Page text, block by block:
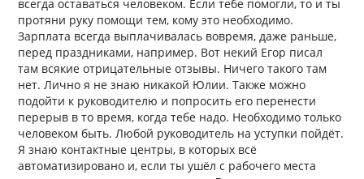
всегда оставаться человеком. Если тебе помогли, то и ты
протяни руку помощи тем, кому это необходимо.
Зарплата всегда выплачивалась вовремя, даже раньше,
перед праздниками, например. Вот некий Егор писал
там всякие отрицательные отзывы. Ничего такого там
нет. Лично я не знаю никакой Юлии. Также можно
подойти к руководителю и попросить его перенести
перерыв в то время, когда тебе надо. Необходимо только
человеком быть. Любой руководитель на уступки пойдёт.
Я знаю контактные центры, в которых всё
автоматизировано и, если ты ушёл с рабочего места